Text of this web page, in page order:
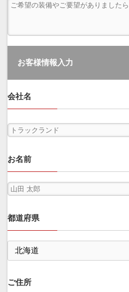
お客様情報入力
会社名
お名前
都道府県
ご住所